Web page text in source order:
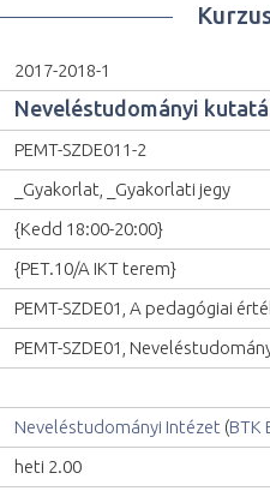
2017-2018-1
Neveléstudományi
PEMT-SZDE011-2
_Gyakorlat, _Gyakorlati jegy
{Kedd 18:00-20:00}
{PET.10/A IKT terem}
PEMT-SZDE01, A pedagógiai
PEMT-SZDE01,
Neveléstudományi Intézet (BTK
heti 2.00